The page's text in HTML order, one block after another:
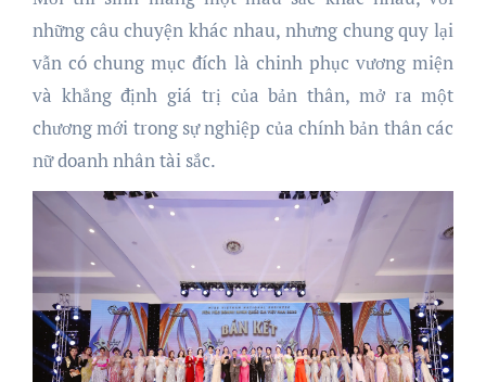
những câu chuyện khác nhau, nhưng chung quy lại
vẫn có chung mục đích là chinh phục vương miện
và khẳng định giá trị của bản thân, mở ra một
chương mới trong sự nghiệp của chính bản thân các
nữ doanh nhân tài sắc.